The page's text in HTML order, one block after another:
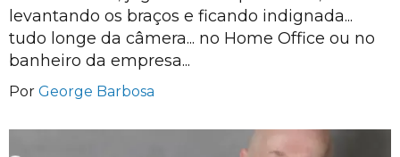
levantando os braços e ficando indignada...
tudo longe da câmera... no Home Office ou no
banheiro da empresa...
Por George Barbosa